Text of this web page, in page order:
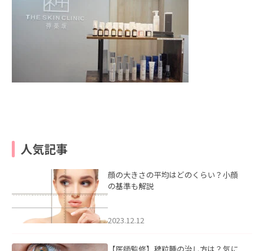
人気記事
顔の大きさの平均はどのくらい？小顔
の基準も解説
2023.12.12